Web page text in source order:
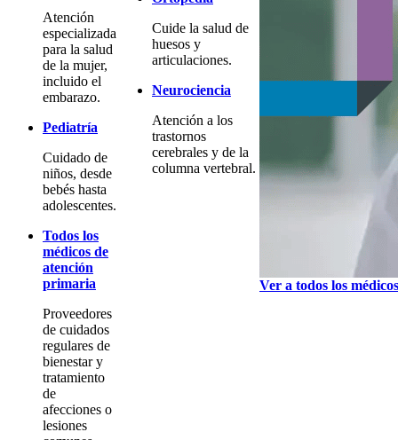
Atención
especializada
para la salud
de la mujer,
incluido el
embarazo.
Pediatría
Cuidado de
niños, desde
bebés hasta
adolescentes.
Todos los
médicos de
atención
primaria
Proveedores
de cuidados
regulares de
bienestar y
tratamiento
de
afecciones o
lesiones
Cuide la salud de
huesos y
articulaciones.
Neurociencia
Atención a los
trastornos
cerebrales y de la
columna vertebral.
Ver a todos los médicos